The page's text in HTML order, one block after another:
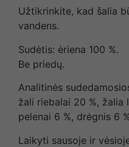
Užtikrinkite, kad šalia
vandens.
Sudėtis: ėriena 100 %.
Be priedų.
Analitinės
žali riebalai 20 %, žalia
pelenai 6 %, drėgnis 6
Laikyti sausoje ir